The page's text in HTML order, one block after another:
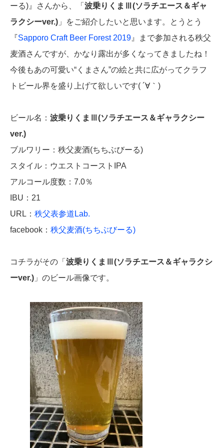
ーる)』さんから、「 波乗りくまⅢ(ソラチエース＆ギャ
ラクシーver.) 」をご紹介したいと思います。とうとう
『 Sapporo Craft Beer Forest 2019』まで参加される秩父
麦酒さんですが、かなり露出が多くなってきましたね！
今後もあの可愛い“くまさん”の絵と共に広がってクラフ
トビール界を盛り上げて欲しいです( ´∀｀)
ビール名： 波乗りくまⅢ(ソラチエース＆ギャラクシー
ver.)
ブルワリー：秩父麦酒(ちちぶびーる)
スタイル：ウエストコーストIPA
アルコール度数：7.0％
IBU：21
URL： 秩父表参道Lab.
facebook： 秩父麦酒(ちちぶびーる)
コチラがその「 波乗りくまⅢ(ソラチエース＆ギャラクシ
ーver.) 」のビール画像です。